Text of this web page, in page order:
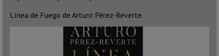
Línea de Fuego de Arturo Pérez-Reverte